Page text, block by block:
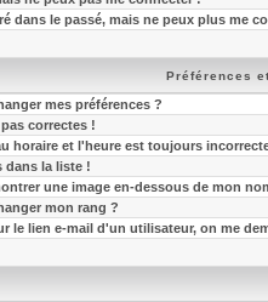
dans le passé, mais ne peux plus me
Préférences
mes préférences ?
correctes !
horaire et l'heure est toujours
dans la liste !
une image en-dessous de mon
mon rang ?
le lien e-mail d'un utilisateur, on me